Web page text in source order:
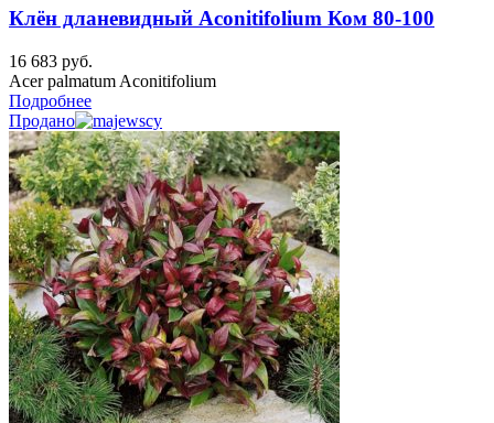
Клён дланевидный Aconitifolium Ком 80-100
16 683 руб.
Acer palmatum Aconitifolium
Подробнее
Продано